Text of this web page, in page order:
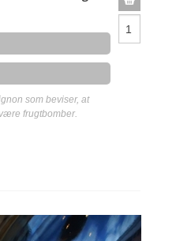
som beviser, at
frugtbomber.